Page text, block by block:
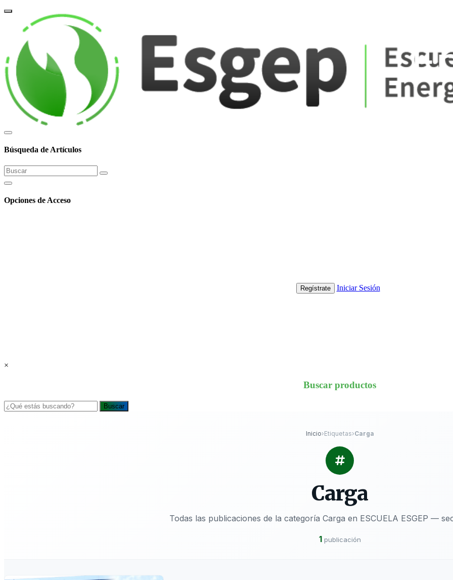
corporate_fare
Búsqueda de Artículos
Opciones de Acceso
Regístrate Iniciar Sesión
×
Buscar productos
Buscar
Inicio›Etiquetas›Carga
Carga
Todas las publicaciones de la categoría Carga en ESCUELA ESGEP —
1 publicación